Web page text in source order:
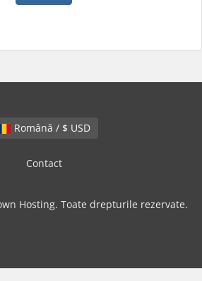
Română / $ USD
Contact
Hosting. Toate drepturile rezervate.